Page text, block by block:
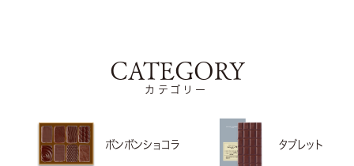
CATEGORY
カテゴリー
ボンボンショコラ タブレット